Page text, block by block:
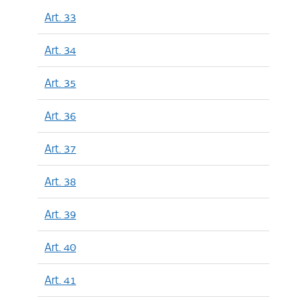
Art. 33
Art. 34
Art. 35
Art. 36
Art. 37
Art. 38
Art. 39
Art. 40
Art. 41